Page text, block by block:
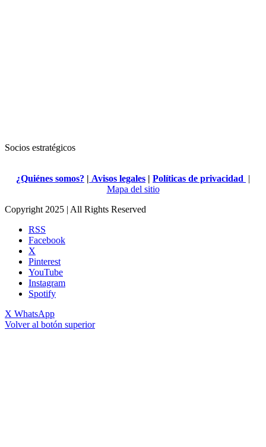
Socios estratégicos
¿Quiénes somos? | Avisos legales | Políticas de privacidad |
Mapa del sitio
Copyright 2025 | All Rights Reserved
RSS
Facebook
X
Pinterest
YouTube
Instagram
Spotify
X WhatsApp
Volver al botón superior